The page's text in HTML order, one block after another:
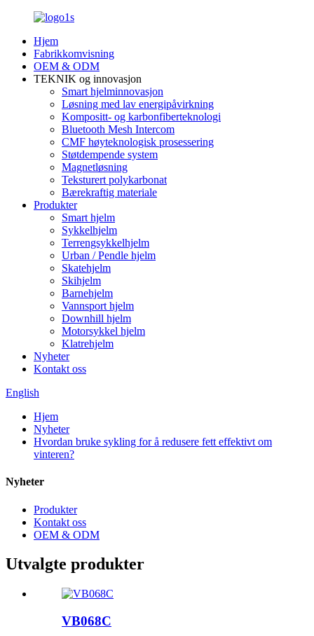
Hjem
Fabrikkomvisning
OEM & ODM
TEKNIK og innovasjon
Smart hjelminnovasjon
Løsning med lav energipåvirkning
Kompositt- og karbonfiberteknologi
Bluetooth Mesh Intercom
CMF høyteknologisk prosessering
Støtdempende system
Magnetløsning
Teksturert polykarbonat
Bærekraftig materiale
Produkter
Smart hjelm
Sykkelhjelm
Terrengsykkelhjelm
Urban / Pendle hjelm
Skatehjelm
Skihjelm
Barnehjelm
Vannsport hjelm
Downhill hjelm
Motorsykkel hjelm
Klatrehjelm
Nyheter
Kontakt oss
English
Hjem
Nyheter
Hvordan bruke sykling for å redusere fett effektivt om
vinteren?
Nyheter
Produkter
Kontakt oss
OEM & ODM
Utvalgte produkter
VB068C